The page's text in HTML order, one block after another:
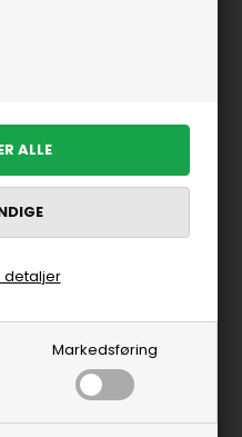
Markedsføring
detaljer